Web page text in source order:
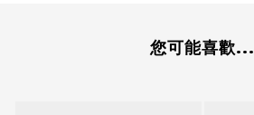
您可能喜歡...